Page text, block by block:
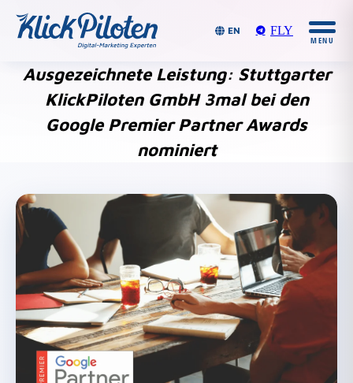
EN FLY
Ausgezeichnete Leistung: Stuttgarter
KlickPiloten GmbH 3mal bei den
Google Premier Partner Awards
nominiert